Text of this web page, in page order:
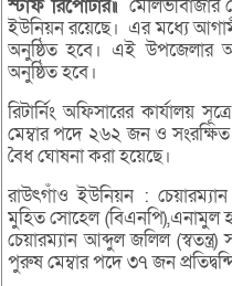
স্টাফ রিপোর্টার॥মৌলভীবাজার
ইউনিয়ন রয়েছে। এর মধ্যে
অনুষ্ঠিত হবে। এই উপজেলার
অনুষ্ঠিত হবে।
রিটার্নিং অফিসারের কার্যালয়
মেম্বার পদে ২৬২ জন ও
বৈধ ঘোষনা করা হয়েছে।
রাউৎগাঁও ইউনিয়ন :
মুহিত সোহেল (বিএনপি),এনামুল
চেয়ারম্যান আব্দুল জলিল
পুরুষ মেম্বার পদে ৩৭ জন